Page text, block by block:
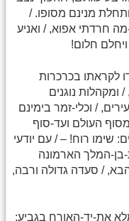
מנינם מסופו. /
מה חרדתי אפוא, / ואניע
חלום!
לקראתו בכרכרות
נוגנים
/ וכלי-זמר בימינם
העולם ועד-סוף
שימו רוח! – / עם יודעי
בן-המלך הארמונה
/ סעדה גדולה ורבה,
את-יד-האורח בגביע;